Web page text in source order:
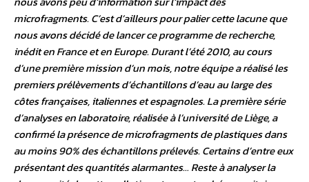
microfragments. C’est d’ailleurs pour palier cette lacune que
nous avons décidé de lancer ce programme de recherche,
inédit en France et en Europe. Durant l’été 2010, au cours
d’une première mission d’un mois, notre équipe a réalisé les
premiers prélèvements d’échantillons d’eau au large des
côtes françaises, italiennes et espagnoles. La première série
d’analyses en laboratoire, réalisée à l’université de Liège, a
confirmé la présence de microfragments de plastiques dans
au moins 90% des échantillons prélevés. Certains d’entre eux
présentant des quantités alarmantes… Reste à analyser la